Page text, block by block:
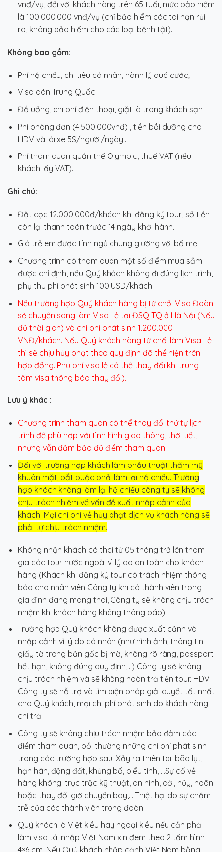
vnđ/vụ, đối với khách hàng trên 65 tuổi, mức bảo hiểm
là 100.000.000 vnđ/vụ (chỉ bảo hiểm các tai nạn rủi
ro, không bảo hiểm cho các loại bệnh tật).
Không bao gồm:
Phí hộ chiếu, chi tiêu cá nhân, hành lý quá cước;
Visa dán Trung Quốc
Đồ uống, chi phí điện thoại, giặt là trong khách sạn
Phí phòng đơn (4.500.000vnđ) , tiền bồi dưỡng cho
HDV và lái xe 5$/người/ngày…
Phí tham quan quần thể Olympic, thuế VAT (nếu
khách lấy VAT).
Ghi chú:
Đặt cọc 12.000.000đ/khách khi đăng ký tour, số tiền
còn lại thanh toán trước 14 ngày khởi hành.
Giá trẻ em được tính ngủ chung giường với bố mẹ.
Chương trình có tham quan một số điểm mua sắm
được chỉ định, nếu Quý khách không đi đúng lịch trình,
phụ thu phí phát sinh 100 USD/khách.
Nếu trường hợp Quý khách hàng bị từ chối Visa Đoàn
sẽ chuyển sang làm Visa Lẻ tại ĐSQ TQ ở Hà Nội (Nếu
đủ thời gian) và chi phí phát sinh 1.200.000
VNĐ/khách. Nếu Quý khách hàng từ chối làm Visa Lẻ
thì sẽ chịu hủy phạt theo quy định đã thể hiện trên
hợp đồng. Phụ phí visa lẻ có thể thay đổi khi trung
tâm visa thông báo thay đổi).
Lưu ý khác :
Chương trình tham quan có thể thay đổi thứ tự lịch
trình để phù hợp với tình hình giao thông, thời tiết,
nhưng vẫn đảm bảo đủ điểm tham quan.
Đối với trường hợp khách làm phẫu thuật thẩm mỹ
khuôn mặt, bắt buộc phải làm lại hộ chiếu. Trường
hợp khách không làm lại hộ chiếu công ty sẽ không
chịu trách nhiệm về vấn đề xuất nhập cảnh của
khách. Mọi chi phí về hủy phạt dịch vụ khách hàng sẽ
phải tự chịu trách nhiệm.
Không nhận khách có thai từ 05 tháng trở lên tham
gia các tour nước ngoài vì lý do an toàn cho khách
hàng (Khách khi đăng ký tour có trách nhiệm thông
báo cho nhân viên Công ty khi có thành viên trong
gia đình đang mang thai, Công ty sẽ không chịu trách
nhiệm khi khách hàng không thông báo).
Trường hợp Quý khách không được xuất cảnh và
nhập cảnh vì lý do cá nhân (như hình ảnh, thông tin
giấy tờ trong bản gốc bị mờ, không rõ ràng, passport
hết hạn, không đúng quy định,…) Công ty sẽ không
chịu trách nhiệm và sẽ không hoàn trả tiền tour. HDV
Công ty sẽ hỗ trợ và tìm biện pháp giải quyết tốt nhất
cho Quý khách, mọi chi phí phát sinh do khách hàng
chi trả.
Công ty sẽ không chịu trách nhiệm bảo đảm các
điểm tham quan, bồi thường những chi phí phát sinh
trong các trường hợp sau: Xảy ra thiên tai: bão lụt,
hạn hán, động đất, khủng bố, biểu tình, …Sự cố về
hàng không: trục trặc kỹ thuật, an ninh, dời, hủy, hoãn
hoặc thay đổi giờ chuyến bay,….Thiệt hại do sự chậm
trễ của các thành viên trong đoàn.
Quý khách là Việt kiều hay ngoại kiều nếu cần phải
làm visa tái nhập Việt Nam xin đem theo 2 tấm hình
4×6 cm. Nếu Quý khách nhập cảnh Việt Nam bằng